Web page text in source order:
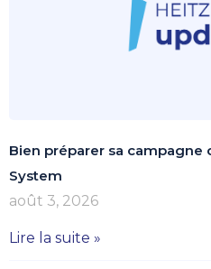
Bien préparer sa campagne
System
août 3, 2026
Lire la suite »